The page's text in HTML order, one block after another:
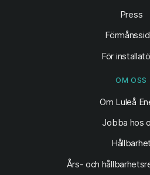
Press
För
OM OSS
Om Luleå
Jobba hos
Hållbarhet
Års- och